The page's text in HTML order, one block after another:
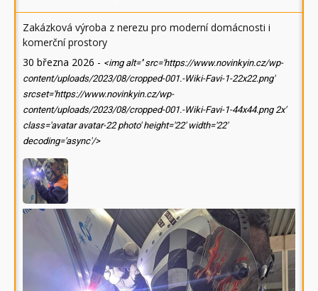
Zakázková výroba z nerezu pro moderní domácnosti i
komerční prostory
30 března 2026 - <img alt='' src='https://www.novinkyin.cz/wp-
content/uploads/2023/08/cropped-001.-Wiki-Favi-1-22x22.png'
srcset='https://www.novinkyin.cz/wp-
content/uploads/2023/08/cropped-001.-Wiki-Favi-1-44x44.png 2x'
class='avatar avatar-22 photo' height='22' width='22'
decoding='async'/>